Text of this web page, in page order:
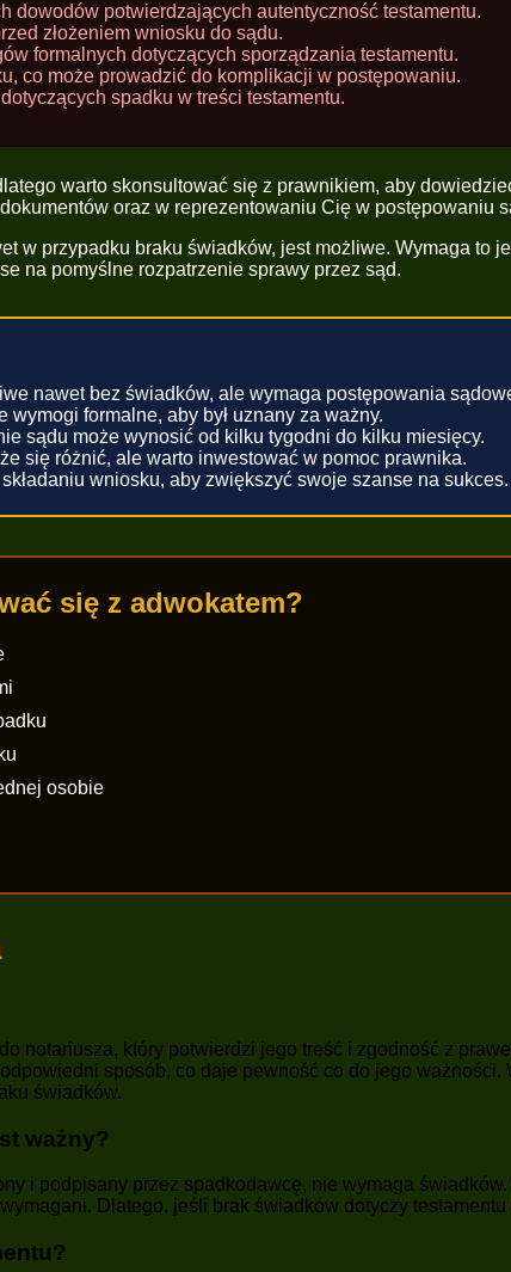
dowodów potwierdzających autentyczność testamentu.
złożeniem wniosku do sądu.
formalnych dotyczących sporządzania testamentu.
co może prowadzić do komplikacji w postępowaniu.
spadku w treści testamentu.
warto skonsultować się z prawnikiem, aby
oraz w reprezentowaniu Cię w postępowaniu
w przypadku braku świadków, jest możliwe. Wymaga
na pomyślne rozpatrzenie sprawy przez sąd.
nawet bez świadków, ale wymaga postępowania
wymogi formalne, aby był uznany za ważny.
sądu może wynosić od kilku tygodni do kilku miesięcy.
się różnić, ale warto inwestować w pomoc prawnika.
wniosku, aby zwiększyć swoje szanse na sukces.
się z adwokatem?
osobie
notariusza, który potwierdzi jego treść i zgodność z
sposób, co daje pewność co do jego
świadków.
ważny?
i podpisany przez spadkodawcę, nie wymaga
Dlatego, jeśli brak świadków dotyczy